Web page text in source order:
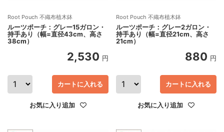
Root Pouch 不織布植木鉢
ルーツポーチ：グレー15ガロン・
持手あり（幅=直径43cm、高さ
38cm）
2,530 円
カートに入れる
お気に入り追加
Root Pouch 不織布植木鉢
ルーツポーチ：グレー2ガロン・
持手あり（幅=直径21cm、高さ
21cm）
880 円
カートに入れる
お気に入り追加